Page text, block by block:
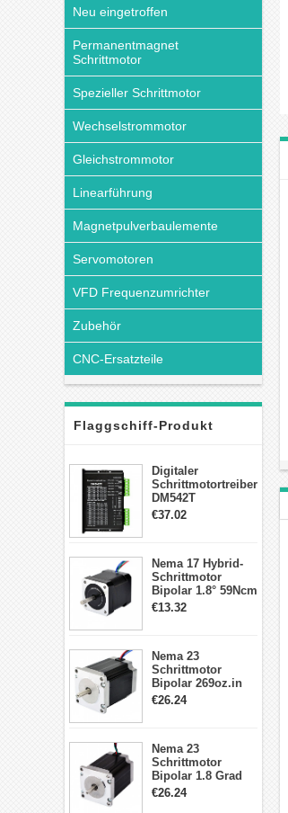
Neu eingetroffen
Permanentmagnet
Schrittmotor
Spezieller Schrittmotor
Wechselstrommotor
Gleichstrommotor
Linearführung
Magnetpulverbaulemente
Servomotoren
VFD Frequenzumrichter
Zubehör
CNC-Ersatzteile
Flaggschiff-Produkt
Digitaler
Schrittmotortreiber
DM542T
Schrittmotor
Schrittmotor
€37.02
Nema 17 Hybrid-
Schrittmotor
Bipolar 1.8° 59Ncm
2A 4 Drähte mit 1m
€13.32
Nema 23
Schrittmotor
Bipolar 269oz.in
2,8A 57x57x76mm
€26.24
Nema 23
Schrittmotor
Bipolar 1.8 Grad
1.9Nm 3A 3.36V 4
€26.24